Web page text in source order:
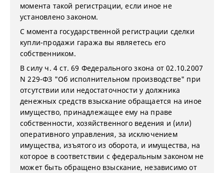
момента такой регистрации, если иное не
установлено законом.
С момента государственной регистрации сделки
купли-продажи гаража вы являетесь его
собственником.
В силу ч. 4 ст. 69 Федерального зкона от 02.10.2007
N 229-ФЗ "Об исполнительном производстве" при
отсутствии или недостаточности у должника
денежных средств взыскание обращается на иное
имущество, принадлежащее ему на праве
собственности, хозяйственного ведения и (или)
оперативного управления, за исключением
имущества, изъятого из оборота, и имущества, на
которое в соответствии с федеральным законом не
может быть обращено взыскание, независимо от